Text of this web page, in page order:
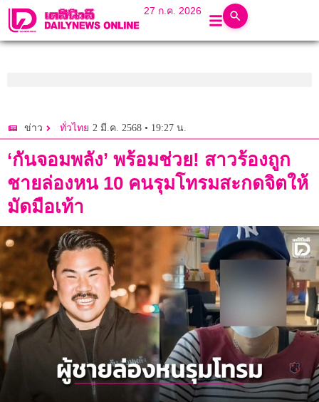
27 ก.ค. 2026
ข่าว ทั่วไทย 2 มี.ค. 2568 • 19:27 น.
‘กันจอมพลัง’ พร้อมช่วย! สาวร้องถูก
ชายล่องหน 10 คนรุมโทรมสะกดจิตให้
มัดมือเท้า